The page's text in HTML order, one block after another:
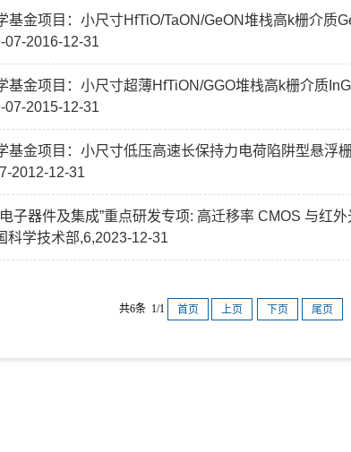
基金项目：小尺寸HfTiO/TaON/GeON堆栈高k栅介质
07-2016-12-31
基金项目：小尺寸超薄HfTiON/GGO堆栈高k栅介质
07-2015-12-31
基金项目：小尺寸低压高速长保持力电荷陷阱型悬浮
2012-12-31
子器件及集成”重点研发专项: 高迁移率 CMOS 与红
科学技术部,6,2023-12-31
共6条 1/1 首页 上页 下页 尾页